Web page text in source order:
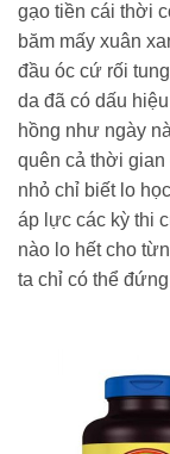
gạo tiền cái thời
băm mấy xuân
đầu óc cứ rối
da đã có dấu
hồng như ngày
quên cả thời gian
nhỏ chỉ biết lo
áp lực các kỳ thi
nào lo hết cho
ta chỉ có thể